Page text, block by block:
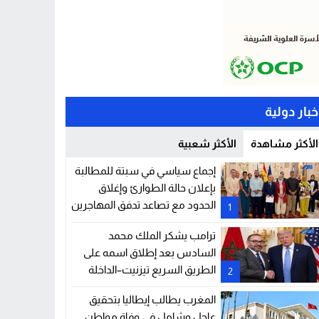
دولية
الأكثر مشاهدة الأكثر شعبية
1
إجماع سياسي في سبتة للمطالبة
بإعلان حالة الطوارئ وإغلاق
الحدود مع تصاعد تدفق المهاجرين
2
ترامب يشكر الملك محمد
السادس بعد إطلاق اسمه على
الطريق السريع تيزنيت–الداخلة
المغرب يطالب إيطاليا بتحقيق
عاجل وشامل في وفاة مواطن